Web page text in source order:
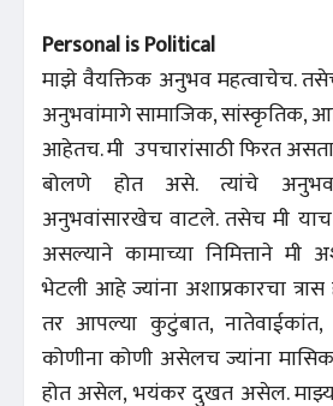
Personal is Political
माझे वैयक्तिक अनुभव महत्वाचेच.
अनुभवांमागे सामाजिक, सांस्कृतिक,
आहेतच. मी उपचारांसाठी फिरत
बोलणे होत असे. त्यांचे
अनुभवांसारखेच वाटले. तसेच मी
असल्याने कामाच्या निमित्ताने मी
भेटली आहे ज्यांना अशाप्रकारचा
तर आपल्या कुटुंबात,
कोणीना कोणी असेलच ज्यांना
होत असेल, भयंकर दुखत असेल.